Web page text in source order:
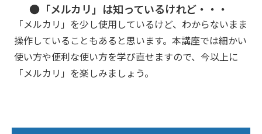
●「メルカリ」は知っているけれど・・・
「メルカリ」を少し使用しているけど、わからないまま
操作していることもあると思います。本講座では細かい
使い方や便利な使い方を学び直せますので、今以上に
「メルカリ」を楽しみましょう。